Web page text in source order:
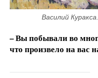
Василий
– Вы побывали во
что произвело на вас